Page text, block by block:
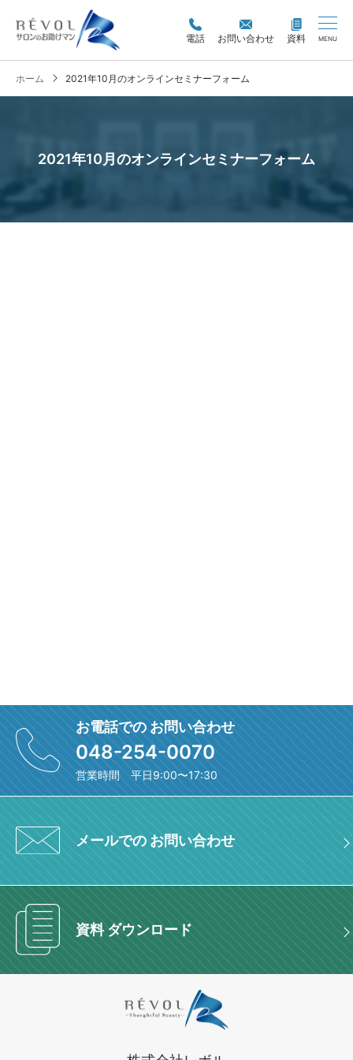
電話 お問い合わせ 資料 MENU
ホーム 2021年10月のオンラインセミナーフォーム
2021年10月のオンラインセミナーフォーム
お電話での お問い合わせ
048-254-0070
営業時間 平日9:00〜17:30
メールでの お問い合わせ
資料 ダウンロード